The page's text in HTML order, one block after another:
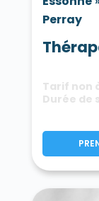
Perray
Tarif non
Durée de